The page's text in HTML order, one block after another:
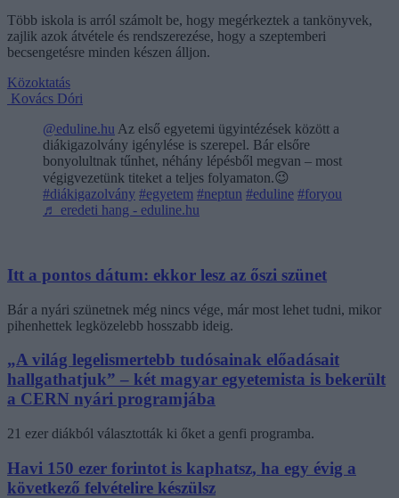
Több iskola is arról számolt be, hogy megérkeztek a tankönyvek,
zajlik azok átvétele és rendszerezése, hogy a szeptemberi
becsengetésre minden készen álljon.
Közoktatás
Kovács Dóri
@eduline.hu Az első egyetemi ügyintézések között a
diákigazolvány igénylése is szerepel. Bár elsőre
bonyolultnak tűnhet, néhány lépésből megvan – most
végigvezetünk titeket a teljes folyamaton.😉
#diákigazolvány #egyetem #neptun #eduline #foryou
♬ eredeti hang - eduline.hu
Itt a pontos dátum: ekkor lesz az őszi szünet
Bár a nyári szünetnek még nincs vége, már most lehet tudni, mikor
pihenhettek legközelebb hosszabb ideig.
„A világ legelismertebb tudósainak előadásait
hallgathatjuk” – két magyar egyetemista is bekerült
a CERN nyári programjába
21 ezer diákból választották ki őket a genfi programba.
Havi 150 ezer forintot is kaphatsz, ha egy évig a
következő felvételire készülsz